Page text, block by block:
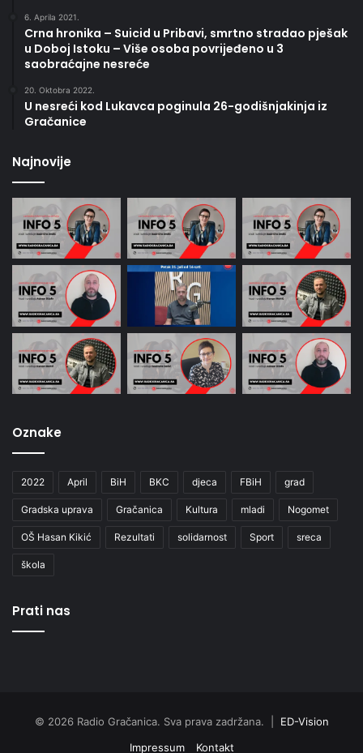
6. Aprila 2021.
Crna hronika – Suicid u Pribavi, smrtno stradao pješak
u Doboj Istoku – Više osoba povrijeđeno u 3
saobraćajne nesreće
20. Oktobra 2022.
U nesreći kod Lukavca poginula 26-godišnjakinja iz
Gračanice
Najnovije
Oznake
2022 April BiH BKC djeca FBiH grad
Gradska uprava Gračanica Kultura mladi Nogomet
OŠ Hasan Kikić Rezultati solidarnost Sport sreca
škola
Prati nas
© 2026 Radio Gračanica. Sva prava zadržana. | ED-Vision
Impressum
Kontakt